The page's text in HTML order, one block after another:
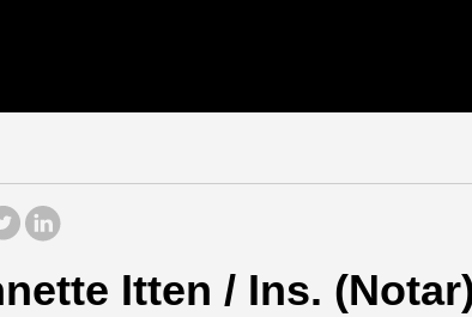
Itten / Ins.